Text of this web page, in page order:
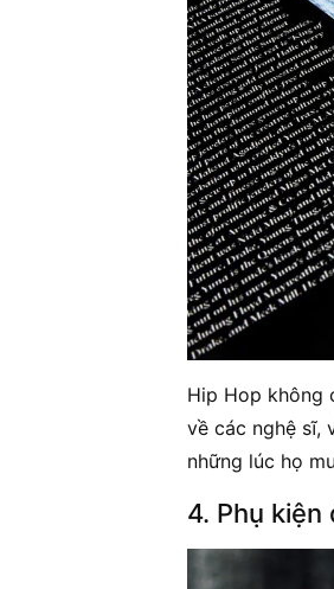
Hip Hop không
về các nghệ sĩ,
những lúc họ
4. Phụ